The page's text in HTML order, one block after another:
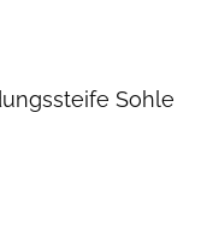
Sohle